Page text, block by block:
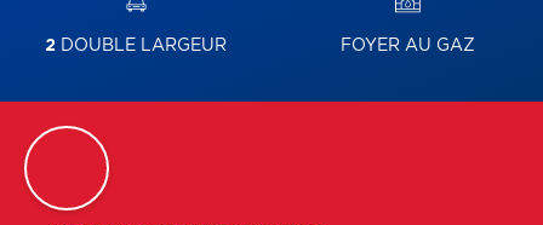
2 DOUBLE LARGEUR FOYER AU GAZ